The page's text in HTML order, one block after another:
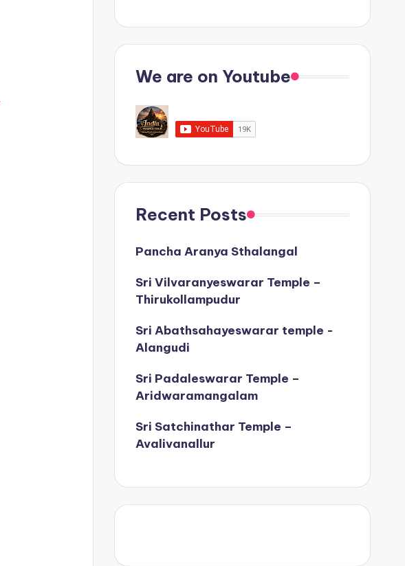
We are on Youtube
Recent Posts
Pancha Aranya Sthalangal
Sri Vilvaranyeswarar Temple –
Thirukollampudur
Sri Abathsahayeswarar temple -
Alangudi
Sri Padaleswarar Temple –
Aridwaramangalam
Sri Satchinathar Temple –
Avalivanallur